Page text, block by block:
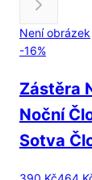
Není obrázek
-16%
Zástěra
Noční
Sotva